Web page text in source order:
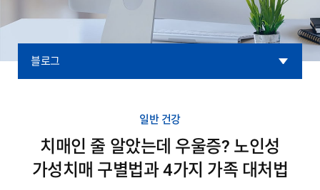
블로그
일반 건강
치매인 줄 알았는데 우울증? 노인성
가성치매 구별법과 4가지 가족 대처법